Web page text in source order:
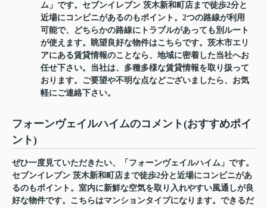
ム」です。セブンイレブン 茨木新和町店まで徒歩2分と
近場にコンビニがあるのもポイント。2つの路線が利用
可能で、どちらかの路線にトラブルがあっても別ルート
が使えます。眺望良好な物件はこちらです。茨木市エリ
アにある賃貸情報のことなら、地域に密着した当社へお
任せ下さい。当社は、多種多様な賃貸情報を取り扱って
おります。ご要望や不明な点などございましたら、お気
軽にご連絡下さい。
フォーンヴェイルハイムのコメント(おすすめポイ
ント)
ぜひ一度見ていただきたい、「フォーンヴェイルハイム」です。
セブンイレブン 茨木新和町店まで徒歩2分と近場にコンビニがあ
るのもポイント。室内に新鮮な空気を取り入れやすい風通しが良
好な物件です。こちらはマンションタイプになります。できるだ